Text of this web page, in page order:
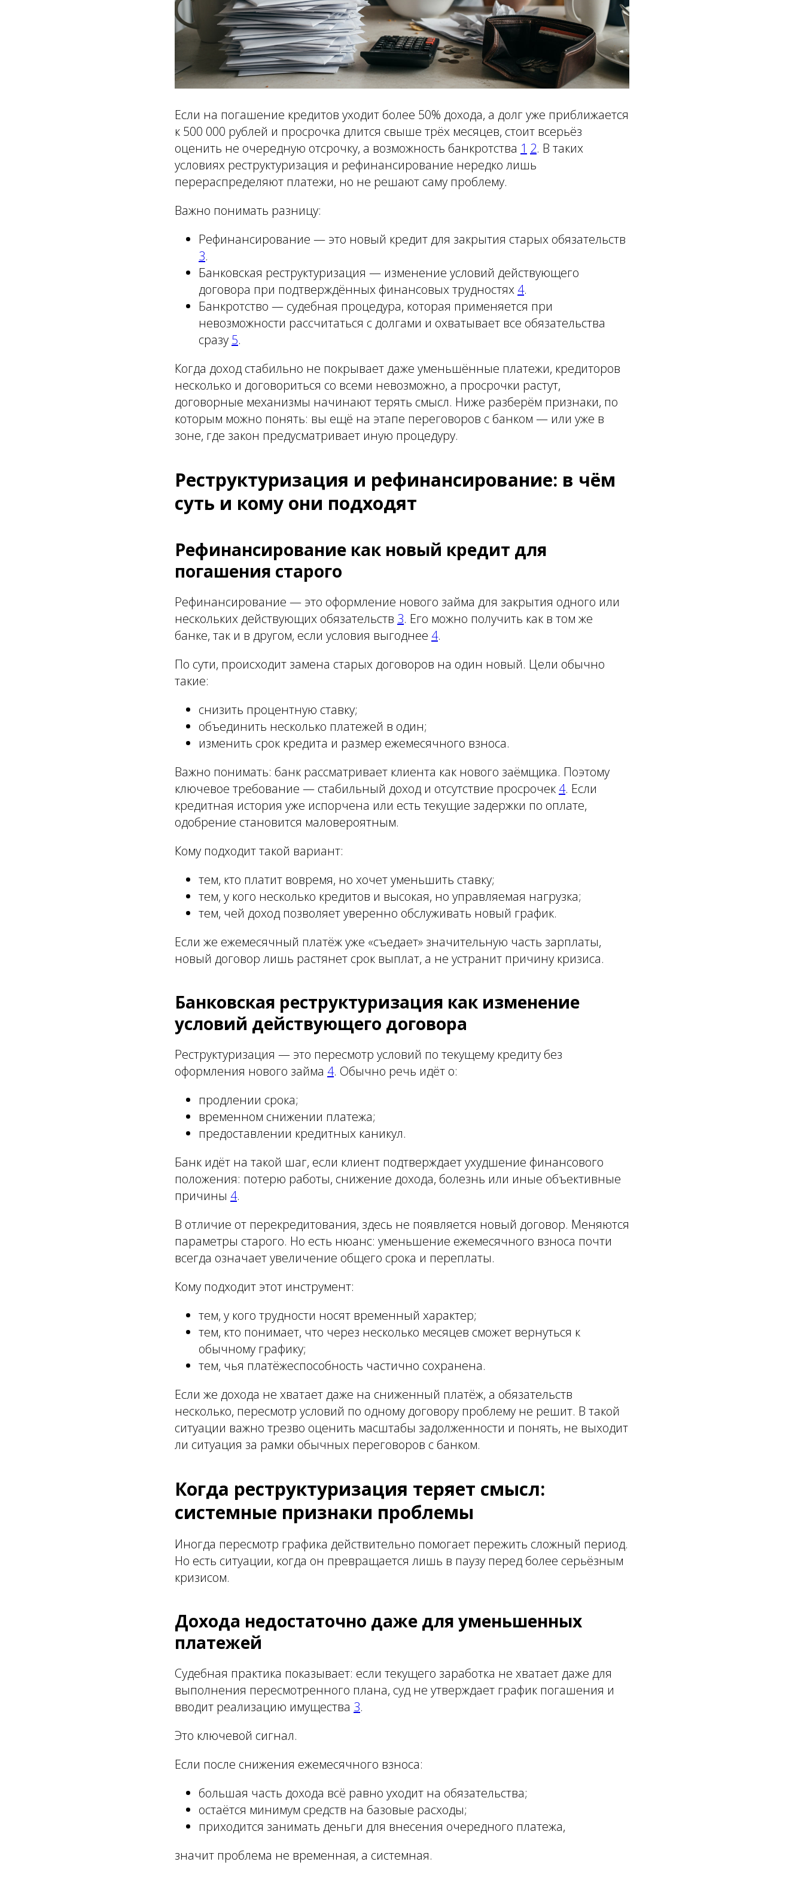
Если на погашение кредитов уходит более 50% дохода, а долг уже приближается
к 500 000 рублей и просрочка длится свыше трёх месяцев, стоит всерьёз
оценить не очередную отсрочку, а возможность банкротства 1 2. В таких
условиях реструктуризация и рефинансирование нередко лишь
перераспределяют платежи, но не решают саму проблему.
Важно понимать разницу:
Рефинансирование — это новый кредит для закрытия старых обязательств
3.
Банковская реструктуризация — изменение условий действующего
договора при подтверждённых финансовых трудностях 4.
Банкротство — судебная процедура, которая применяется при
невозможности рассчитаться с долгами и охватывает все обязательства
сразу 5.
Когда доход стабильно не покрывает даже уменьшённые платежи, кредиторов
несколько и договориться со всеми невозможно, а просрочки растут,
договорные механизмы начинают терять смысл. Ниже разберём признаки, по
которым можно понять: вы ещё на этапе переговоров с банком — или уже в
зоне, где закон предусматривает иную процедуру.
Реструктуризация и рефинансирование: в чём
суть и кому они подходят
Рефинансирование как новый кредит для
погашения старого
Рефинансирование — это оформление нового займа для закрытия одного или
нескольких действующих обязательств 3. Его можно получить как в том же
банке, так и в другом, если условия выгоднее 4.
По сути, происходит замена старых договоров на один новый. Цели обычно
такие:
снизить процентную ставку;
объединить несколько платежей в один;
изменить срок кредита и размер ежемесячного взноса.
Важно понимать: банк рассматривает клиента как нового заёмщика. Поэтому
ключевое требование — стабильный доход и отсутствие просрочек 4. Если
кредитная история уже испорчена или есть текущие задержки по оплате,
одобрение становится маловероятным.
Кому подходит такой вариант:
тем, кто платит вовремя, но хочет уменьшить ставку;
тем, у кого несколько кредитов и высокая, но управляемая нагрузка;
тем, чей доход позволяет уверенно обслуживать новый график.
Если же ежемесячный платёж уже «съедает» значительную часть зарплаты,
новый договор лишь растянет срок выплат, а не устранит причину кризиса.
Банковская реструктуризация как изменение
условий действующего договора
Реструктуризация — это пересмотр условий по текущему кредиту без
оформления нового займа 4. Обычно речь идёт о:
продлении срока;
временном снижении платежа;
предоставлении кредитных каникул.
Банк идёт на такой шаг, если клиент подтверждает ухудшение финансового
положения: потерю работы, снижение дохода, болезнь или иные объективные
причины 4.
В отличие от перекредитования, здесь не появляется новый договор. Меняются
параметры старого. Но есть нюанс: уменьшение ежемесячного взноса почти
всегда означает увеличение общего срока и переплаты.
Кому подходит этот инструмент:
тем, у кого трудности носят временный характер;
тем, кто понимает, что через несколько месяцев сможет вернуться к
обычному графику;
тем, чья платёжеспособность частично сохранена.
Если же дохода не хватает даже на сниженный платёж, а обязательств
несколько, пересмотр условий по одному договору проблему не решит. В такой
ситуации важно трезво оценить масштабы задолженности и понять, не выходит
ли ситуация за рамки обычных переговоров с банком.
Когда реструктуризация теряет смысл:
системные признаки проблемы
Иногда пересмотр графика действительно помогает пережить сложный период.
Но есть ситуации, когда он превращается лишь в паузу перед более серьёзным
кризисом.
Дохода недостаточно даже для уменьшенных
платежей
Судебная практика показывает: если текущего заработка не хватает даже для
выполнения пересмотренного плана, суд не утверждает график погашения и
вводит реализацию имущества 3.
Это ключевой сигнал.
Если после снижения ежемесячного взноса:
большая часть дохода всё равно уходит на обязательства;
остаётся минимум средств на базовые расходы;
приходится занимать деньги для внесения очередного платежа,
значит проблема не временная, а системная.